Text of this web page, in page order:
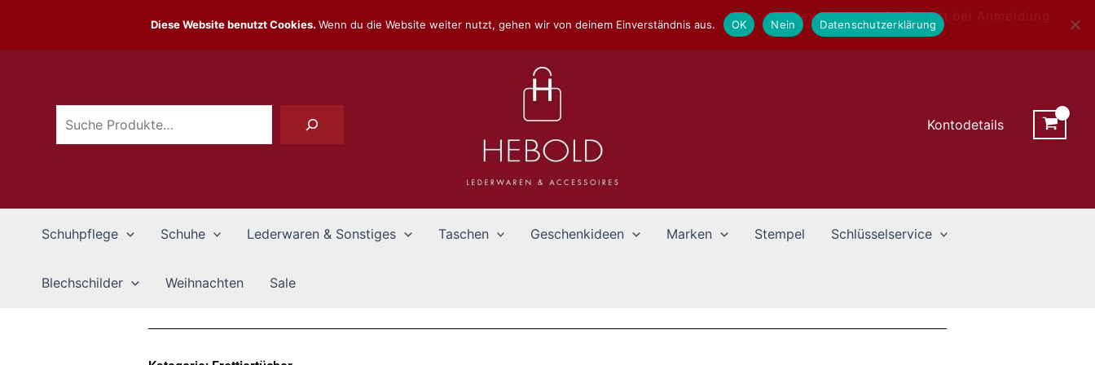
springen
Newsletter - 10% Rabatt bei Anmeldung
Suchen
Kontodetails
Schuhpflege Schuhe Lederwaren & Sonstiges Taschen Geschenkideen Marken Stempel Schlüsselservice
Blechschilder Weihnachten Sale
Diese Website benutzt Cookies. Wenn du die Website weiter nutzt, gehen wir von deinem Einverständnis aus. OK Nein Datenschutzerklärung